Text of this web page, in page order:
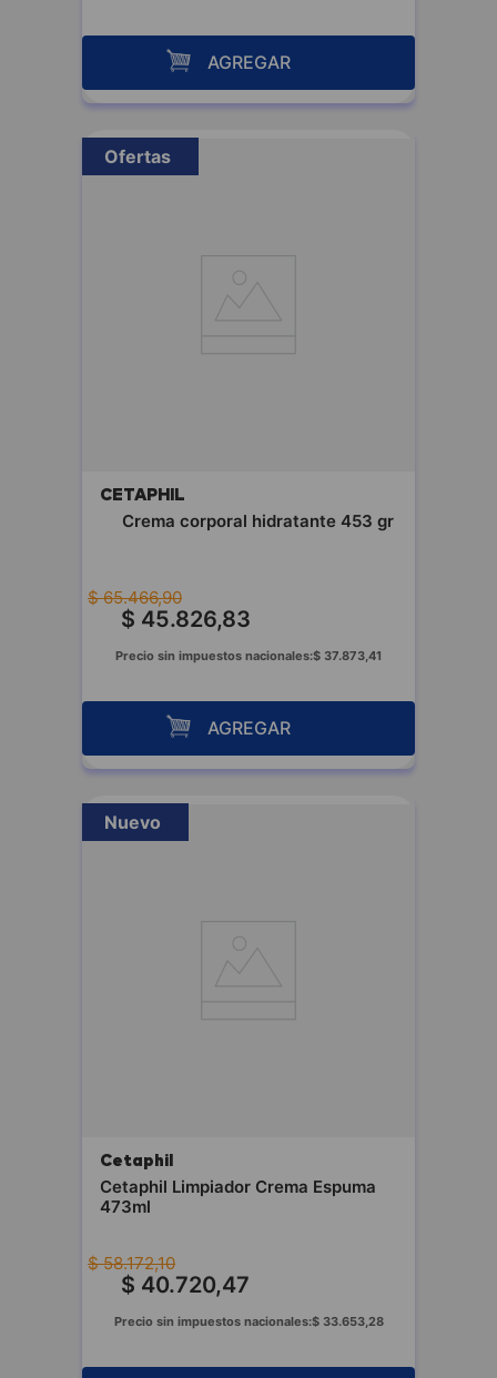
AGREGAR
Ofertas
CETAPHIL
Crema corporal hidratante 453 gr
$ 65.466,90
$ 45.826,83
Precio sin impuestos nacionales:$ 37.873 41
AGREGAR
Nuevo
Cetaphil
Cetaphil Limpiador Crema Espuma
473ml
$ 58.172,10
$ 40.720,47
Precio sin impuestos nacionales:$ 33.653, 28